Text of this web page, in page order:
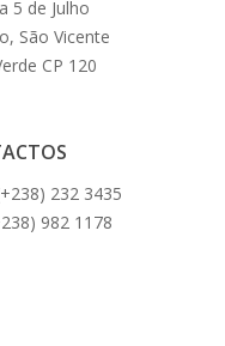
5 de Julho
São Vicente
CP 120
232 3435
982 1178